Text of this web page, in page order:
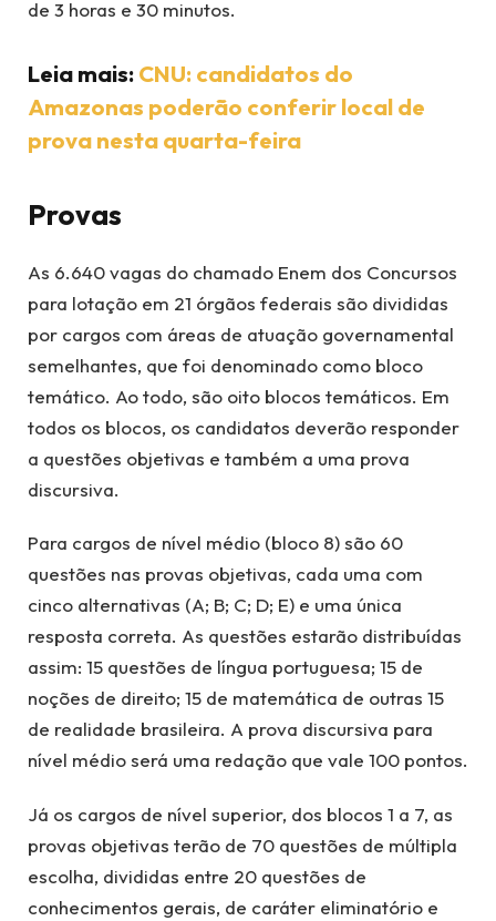
de 3 horas e 30 minutos.
Leia mais:CNU: candidatos do
Amazonas poderão conferir local de
prova nesta quarta-feira
Provas
As 6.640 vagas do chamado Enem dos Concursos
para lotação em 21 órgãos federais são divididas
por cargos com áreas de atuação governamental
semelhantes, que foi denominado como bloco
temático. Ao todo, são oito blocos temáticos. Em
todos os blocos, os candidatos deverão responder
a questões objetivas e também a uma prova
discursiva.
Para cargos de nível médio (bloco 8) são 60
questões nas provas objetivas, cada uma com
cinco alternativas (A; B; C; D; E) e uma única
resposta correta. As questões estarão distribuídas
assim: 15 questões de língua portuguesa; 15 de
noções de direito; 15 de matemática de outras 15
de realidade brasileira. A prova discursiva para
nível médio será uma redação que vale 100 pontos.
Já os cargos de nível superior, dos blocos 1 a 7, as
provas objetivas terão de 70 questões de múltipla
escolha, divididas entre 20 questões de
conhecimentos gerais, de caráter eliminatório e